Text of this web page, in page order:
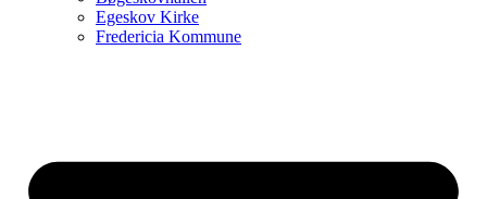
Egeskov Kirke
Fredericia Kommune